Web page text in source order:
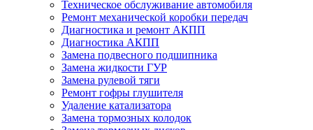
Техническое обслуживание автомобиля
Ремонт механической коробки передач
Диагностика и ремонт АКПП
Диагностика АКПП
Замена подвесного подшипника
Замена жидкости ГУР
Замена рулевой тяги
Ремонт гофры глушителя
Удаление катализатора
Замена тормозных колодок